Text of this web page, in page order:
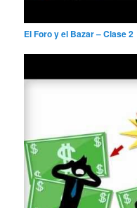
El Foro y el Bazar – Clase 2